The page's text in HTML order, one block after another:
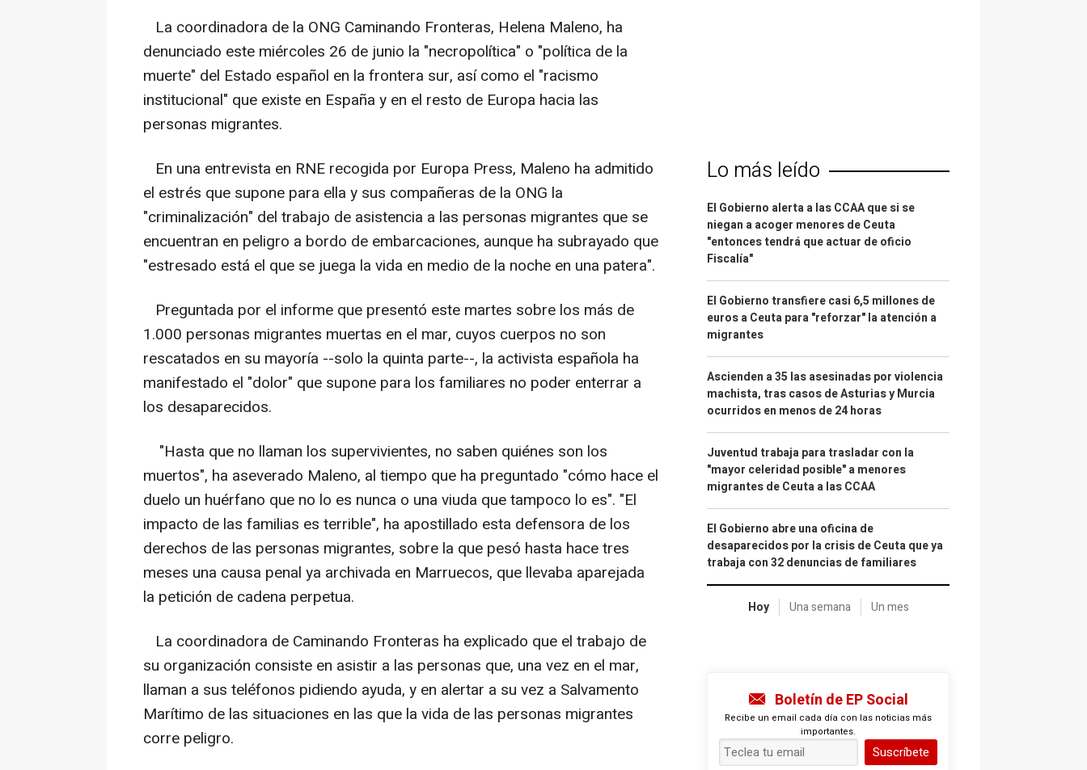
La coordinadora de la ONG Caminando Fronteras, Helena Maleno, ha
denunciado este miércoles 26 de junio la "necropolítica" o "política de la
muerte" del Estado español en la frontera sur, así como el "racismo
institucional" que existe en España y en el resto de Europa hacia las
personas migrantes.
En una entrevista en RNE recogida por Europa Press, Maleno ha admitido
el estrés que supone para ella y sus compañeras de la ONG la
"criminalización" del trabajo de asistencia a las personas migrantes que se
encuentran en peligro a bordo de embarcaciones, aunque ha subrayado que
"estresado está el que se juega la vida en medio de la noche en una patera".
Preguntada por el informe que presentó este martes sobre los más de
1.000 personas migrantes muertas en el mar, cuyos cuerpos no son
rescatados en su mayoría --solo la quinta parte--, la activista española ha
manifestado el "dolor" que supone para los familiares no poder enterrar a
los desaparecidos.
"Hasta que no llaman los supervivientes, no saben quiénes son los
muertos", ha aseverado Maleno, al tiempo que ha preguntado "cómo hace el
duelo un huérfano que no lo es nunca o una viuda que tampoco lo es". "El
impacto de las familias es terrible", ha apostillado esta defensora de los
derechos de las personas migrantes, sobre la que pesó hasta hace tres
meses una causa penal ya archivada en Marruecos, que llevaba aparejada
la petición de cadena perpetua.
La coordinadora de Caminando Fronteras ha explicado que el trabajo de
su organización consiste en asistir a las personas que, una vez en el mar,
llaman a sus teléfonos pidiendo ayuda, y en alertar a su vez a Salvamento
Marítimo de las situaciones en las que la vida de las personas migrantes
corre peligro.
Lo más leído
El Gobierno alerta a las CCAA que si se
niegan a acoger menores de Ceuta
"entonces tendrá que actuar de oficio
Fiscalía"
El Gobierno transfiere casi 6,5 millones de
euros a Ceuta para "reforzar" la atención a
migrantes
Ascienden a 35 las asesinadas por violencia
machista, tras casos de Asturias y Murcia
ocurridos en menos de 24 horas
Juventud trabaja para trasladar con la
"mayor celeridad posible" a menores
migrantes de Ceuta a las CCAA
El Gobierno abre una oficina de
desaparecidos por la crisis de Ceuta que ya
trabaja con 32 denuncias de familiares
Hoy Una semana Un mes
Boletín de EP Social
Recibe un email cada día con las noticias más
importantes.
Suscríbete